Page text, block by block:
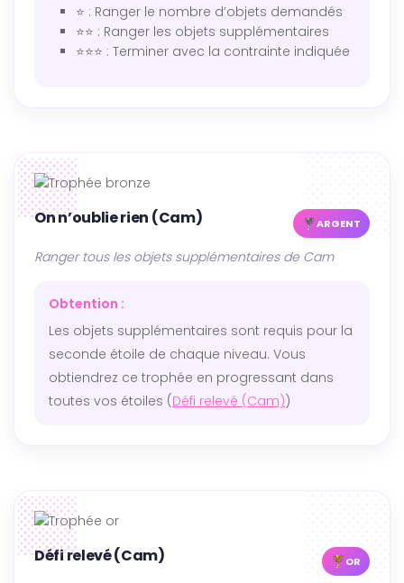
⭐ : Ranger le nombre d’objets demandés
⭐⭐ : Ranger les objets supplémentaires
⭐⭐⭐ : Terminer avec la contrainte indiquée
On n’oublie rien (Cam) ARGENT
Ranger tous les objets supplémentaires de Cam
Obtention :
Les objets supplémentaires sont requis pour la
seconde étoile de chaque niveau. Vous
obtiendrez ce trophée en progressant dans
toutes vos étoiles (Défi relevé (Cam))
Défi relevé (Cam) OR